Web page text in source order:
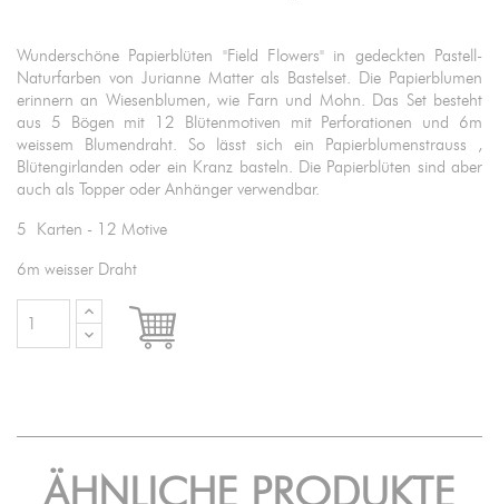
Wunderschöne Papierblüten "Field Flowers" in gedeckten Pastell-
Naturfarben von Jurianne Matter als Bastelset. Die Papierblumen
erinnern an Wiesenblumen, wie Farn und Mohn. Das Set besteht
aus 5 Bögen mit 12 Blütenmotiven mit Perforationen und 6m
weissem Blumendraht. So lässt sich ein Papierblumenstrauss ,
Blütengirlanden oder ein Kranz basteln. Die Papierblüten sind aber
auch als Topper oder Anhänger verwendbar.
5 Karten - 12 Motive
6m weisser Draht

ÄHNLICHE PRODUKTE